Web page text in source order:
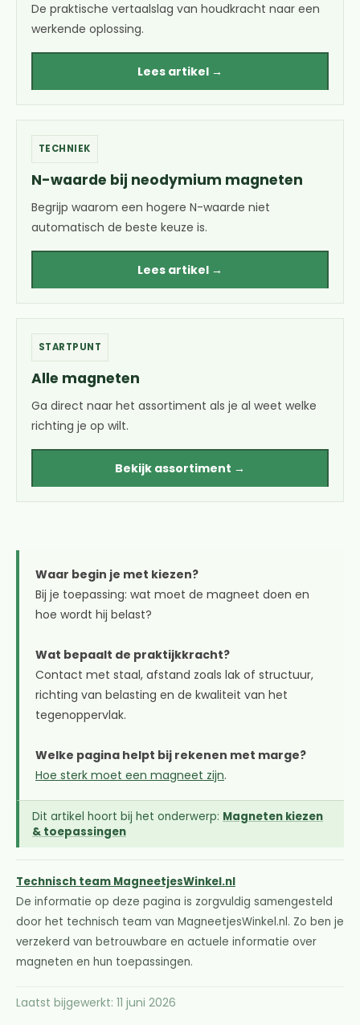
De praktische vertaalslag van houdkracht naar een
werkende oplossing.
Lees artikel →
TECHNIEK
N-waarde bij neodymium magneten
Begrijp waarom een hogere N-waarde niet
automatisch de beste keuze is.
Lees artikel →
STARTPUNT
Alle magneten
Ga direct naar het assortiment als je al weet welke
richting je op wilt.
Bekijk assortiment →
Waar begin je met kiezen?
Bij je toepassing: wat moet de magneet doen en
hoe wordt hij belast?
Wat bepaalt de praktijkkracht?
Contact met staal, afstand zoals lak of structuur,
richting van belasting en de kwaliteit van het
tegenoppervlak.
Welke pagina helpt bij rekenen met marge?
Hoe sterk moet een magneet zijn.
Dit artikel hoort bij het onderwerp: Magneten kiezen
& toepassingen
Technisch team MagneetjesWinkel.nl
De informatie op deze pagina is zorgvuldig samengesteld
door het technisch team van MagneetjesWinkel.nl. Zo ben je
verzekerd van betrouwbare en actuele informatie over
magneten en hun toepassingen.
Laatst bijgewerkt: 11 juni 2026